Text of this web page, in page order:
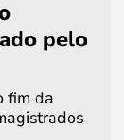
pelo
fim da